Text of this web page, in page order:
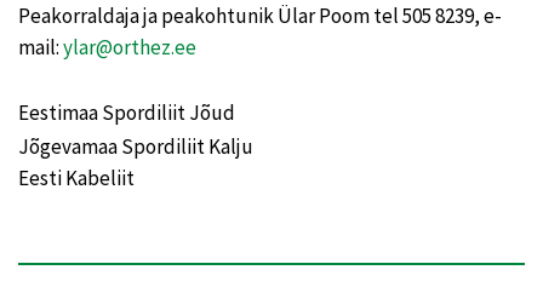
Peakorraldaja ja peakohtunik Ülar Poom tel 505 8239, e-
mail:ylar@orthez.ee
Eestimaa Spordiliit Jõud
Jõgevamaa Spordiliit Kalju
Eesti Kabeliit